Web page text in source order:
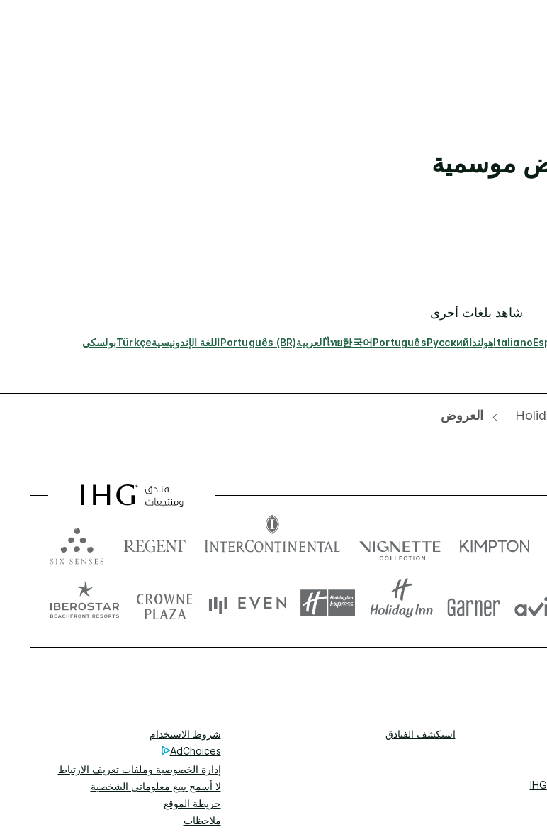
موسمية
شاهد بلغات أخرى
ItalianoهولنداРусский
Português
한국어
ไทยالعربيةPortuguês (BR)اللغة الإندونيسيةTürkçeبولسكي
العروض
استكشف الفنادق
شروط الاستخدام
AdChoices
إدارة الخصوصية وملفات تعريف الارتباط
لا أسمح ببيع معلوماتي الشخصية
خريطة الموقع
ملاحظات